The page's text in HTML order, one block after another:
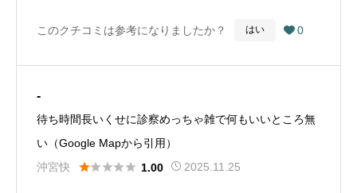
このクチコミは参考になりましたか？ はい  0
-
待ち時間長いくせに診察めっちゃ雑で何もいいところ無
い（Google Mapから引用）
沖宮快
 1.00 2025.11.25